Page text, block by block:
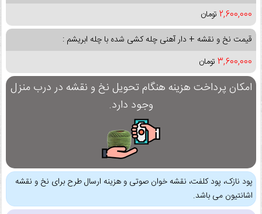
2,600,000 تومان
قیمت نخ و نقشه + دار آهنی چله کشی شده با چله ابریشم :
3,600,000 تومان
امکان پرداخت هزینه هنگام تحویل نخ و نقشه در درب منزل
وجود دارد.
پود نازک، پود کلفت، نقشه خوان صوتی و هزینه ارسال طرح برای نخ و نقشه
اشانتیون می باشد.